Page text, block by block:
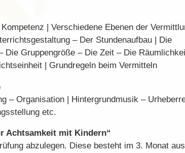
| Verschiedene Ebenen der
– Der Stundenaufbau | Die
Gruppengröße – Die Zeit – Die
| Grundregeln beim Vermitteln
– Organisation | Hintergrundmusik –
etc.
Achtsamkeit mit Kindern“
abzulegen. Diese besteht im 3. Monat